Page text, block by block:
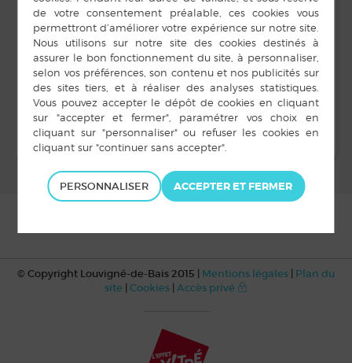
LIEU
Salle Intermède
rue des Diligences
Louvigné-de-Bais,
Journée sportive Classes 0 et 2
© Copyright Louvigné-de-Bais 2015 | Mentions légales | Plan du
site | Cookies | Accès privé
PERSONNALISER